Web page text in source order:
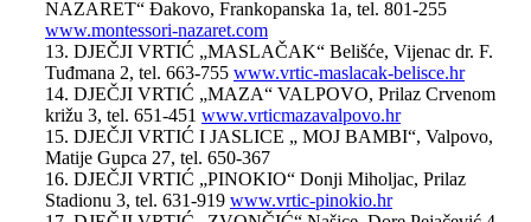
NAZARET“ Đakovo, Frankopanska 1a, tel. 801-255
www.montessori-nazaret.com
13. DJEČJI VRTIĆ „MASLAČAK“ Belišće, Vijenac dr. F.
Tuđmana 2, tel. 663-755 www.vrtic-maslacak-belisce.hr
14. DJEČJI VRTIĆ „MAZA“ VALPOVO, Prilaz Crvenom
križu 3, tel. 651-451 www.vrticmazavalpovo.hr
15. DJEČJI VRTIĆ I JASLICE „ MOJ BAMBI“, Valpovo,
Matije Gupca 27, tel. 650-367
16. DJEČJI VRTIĆ „PINOKIO“ Donji Miholjac, Prilaz
Stadionu 3, tel. 631-919 www.vrtic-pinokio.hr